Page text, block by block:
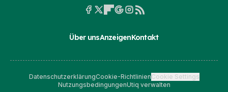
Über unsAnzeigenKontakt
DatenschutzerklärungCookie-RichtlinienCookie Settings
NutzungsbedingungenUtiq verwalten